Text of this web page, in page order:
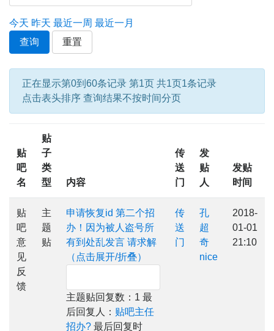
今天 昨天 最近一周 最近一月
查询
重置
正在显示第0到60条记录 第1页 共1页1条记录
点击表头排序 查询结果不按时间分页
贴
吧
名
贴
子
类
型
内容
传
送
门
发
贴
人
发贴
时间
贴
吧
意
见
反
馈
主
题
贴
申请恢复id 第二个招
办！因为被人盗号所
有到处乱发言 请求解
（点击展开/折叠）
主题贴回复数：1 最
后回复人： 贴吧主任
招办? 最后回复时
传
送
门
孔
超
奇
nice
2018-
01-01
21:10